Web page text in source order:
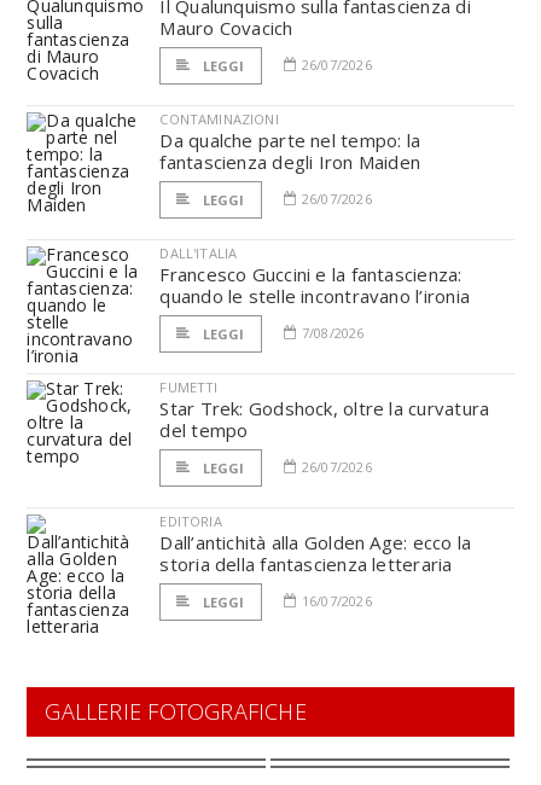
Il Qualunquismo sulla fantascienza di
Mauro Covacich
LEGGI 26/07/2026
CONTAMINAZIONI
Da qualche parte nel tempo: la
fantascienza degli Iron Maiden
LEGGI 26/07/2026
DALL'ITALIA
Francesco Guccini e la fantascienza:
quando le stelle incontravano l’ironia
LEGGI 7/08/2026
FUMETTI
Star Trek: Godshock, oltre la curvatura
del tempo
LEGGI 26/07/2026
EDITORIA
Dall’antichità alla Golden Age: ecco la
storia della fantascienza letteraria
LEGGI 16/07/2026
GALLERIE FOTOGRAFICHE